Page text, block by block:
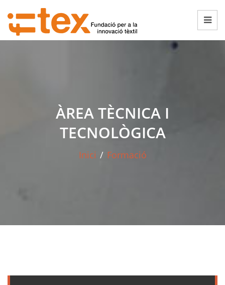
ÀREA TÈCNICA I
TECNOLÒGICA
Inici / Formació